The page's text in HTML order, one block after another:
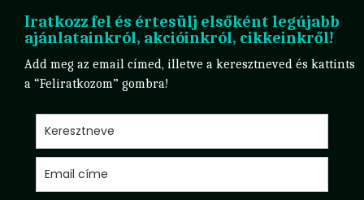
Iratkozz fel és értesülj elsőként legújabb
ajánlatainkról, akcióinkról, cikkeinkről!
Add meg az email címed, illetve a keresztneved és kattints
a “Feliratkozom” gombra!